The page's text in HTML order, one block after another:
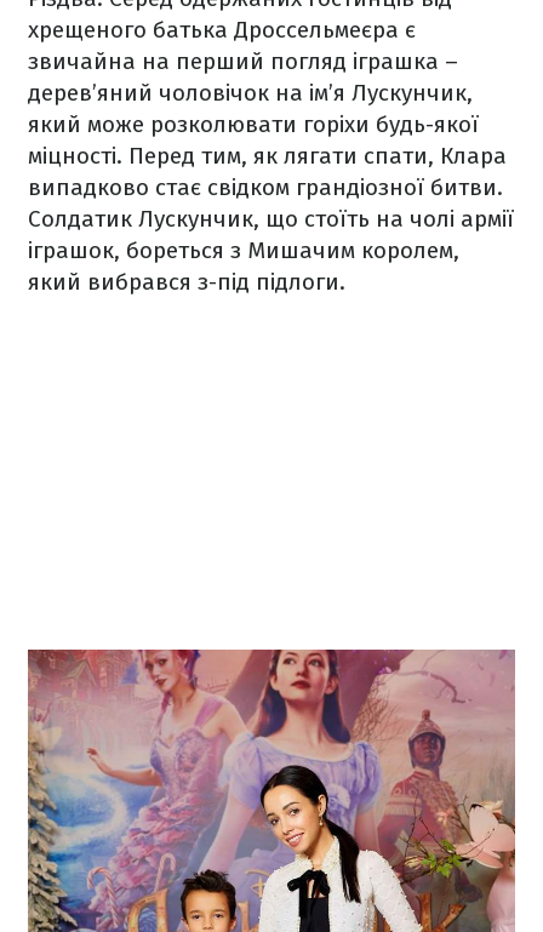
хрещеного батька Дроссельмеєра є
звичайна на перший погляд іграшка –
дерев’яний чоловічок на ім’я Лускунчик,
який може розколювати горіхи будь-якої
міцності. Перед тим, як лягати спати, Клара
випадково стає свідком грандіозної битви.
Солдатик Лускунчик, що стоїть на чолі армії
іграшок, бореться з Мишачим королем,
який вибрався з-під підлоги.